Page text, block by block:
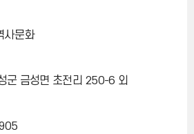
사문화
군 금성면 초전리 250-6 외